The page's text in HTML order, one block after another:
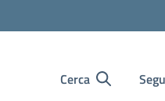
Cerca